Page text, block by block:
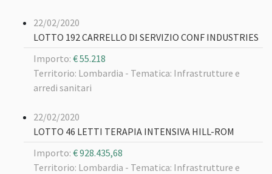
22/02/2020
LOTTO 192 CARRELLO DI SERVIZIO CONF INDUSTRIES
Importo: € 55.218
Territorio: Lombardia - Tematica: Infrastrutture e
arredi sanitari
22/02/2020
LOTTO 46 LETTI TERAPIA INTENSIVA HILL-ROM
Importo: € 928.435,68
Territorio: Lombardia - Tematica: Infrastrutture e